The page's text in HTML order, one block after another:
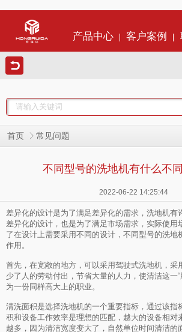
产品中心 客户案例
首页 常见问题
不同型号的洗地机有什么不
2022-06-22 14:25:44
差异化的设计是为了满足差异化的需求，洗地机有
差异化的设计，也是为了满足市场需求，实际使用
了在设计上需要采用不同的设计，不同型号的洗地
作用。
首先，在宽敞的地方，可以采用驾驶式洗地机，采
少了人的劳动付出，节省大量的人力，使清洁这一
为一份同样高大上的职业。
清洗面积是选择洗地机的一个重要指标，通过该指
积和设备工作效率是理想的匹配，越大的设备相对
越多，因为清洁宽度变大了，自然单位时间清洁的